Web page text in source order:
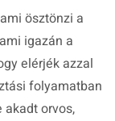
ösztönzi a
igazán a
elérjék azzal
folyamatban
akadt orvos,